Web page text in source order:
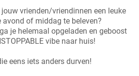
vrienden/vriendinnen een leuke
avond of middag te beleven?
je helemaal opgeladen en geboost
vibe naar huis!
eens iets anders durven!